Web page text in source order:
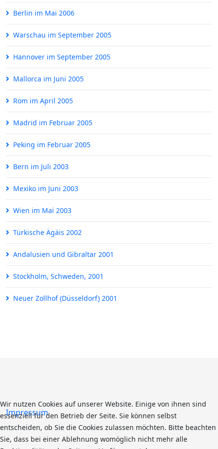
Berlin im Mai 2006
Warschau im September 2005
Hannover im September 2005
Mallorca im Juni 2005
Rom im April 2005
Madrid im Februar 2005
Peking im Februar 2005
Bern im Juli 2003
Mexiko im Juni 2003
Wien im Mai 2003
Türkische Ägäis 2002
Andalusien und Gibraltar 2001
Stockholm, Schweden, 2001
Neuer Zollhof (Düsseldorf) 2001
Impressum
Wir nutzen Cookies auf unserer Website. Einige von ihnen sind
essenziell für den Betrieb der Seite. Sie können selbst
entscheiden, ob Sie die Cookies zulassen möchten. Bitte beachten
Sie, dass bei einer Ablehnung womöglich nicht mehr alle